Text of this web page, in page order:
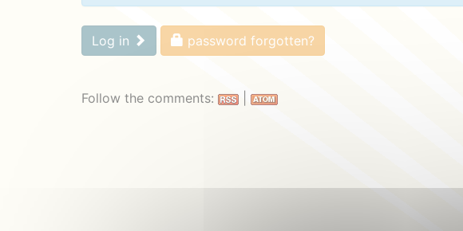
Log in password forgotten?
Follow the comments: